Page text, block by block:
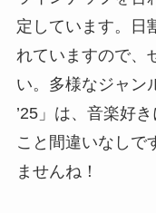
定しています。日
れていますので、
い。多様なジャン
’25」は、音楽好
こと間違いなしで
ませんね！